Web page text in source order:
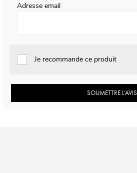
Adresse email
Je recommande ce produit
SOUMETTRE L’AVIS